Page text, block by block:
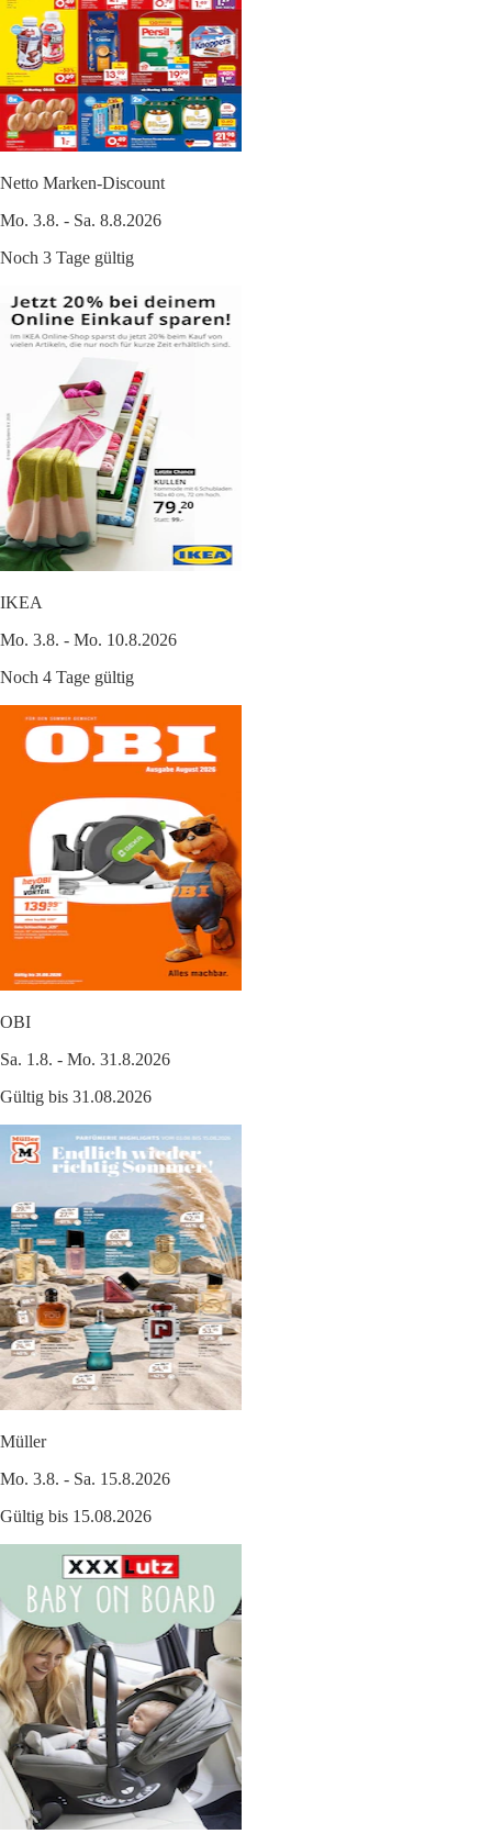
Netto Marken-Discount
Mo. 3.8. - Sa. 8.8.2026
Noch 3 Tage gültig
IKEA
Mo. 3.8. - Mo. 10.8.2026
Noch 4 Tage gültig
OBI
Sa. 1.8. - Mo. 31.8.2026
Gültig bis 31.08.2026
Müller
Mo. 3.8. - Sa. 15.8.2026
Gültig bis 15.08.2026